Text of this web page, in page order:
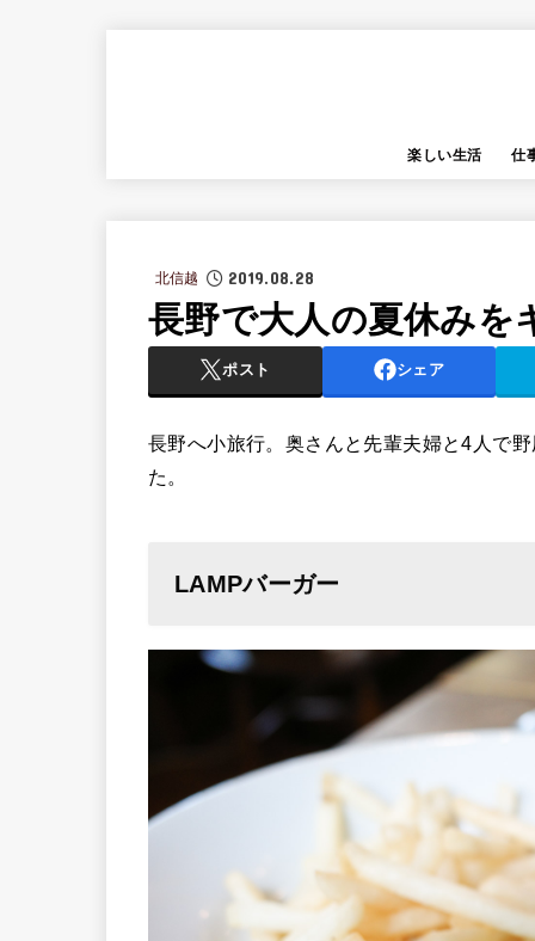
楽しい生活 仕
北信越 2019.08.28
長野で大人の夏休みを
ポスト シェア
長野へ小旅行。奥さんと先輩夫婦と4人で
た。
LAMPバーガー